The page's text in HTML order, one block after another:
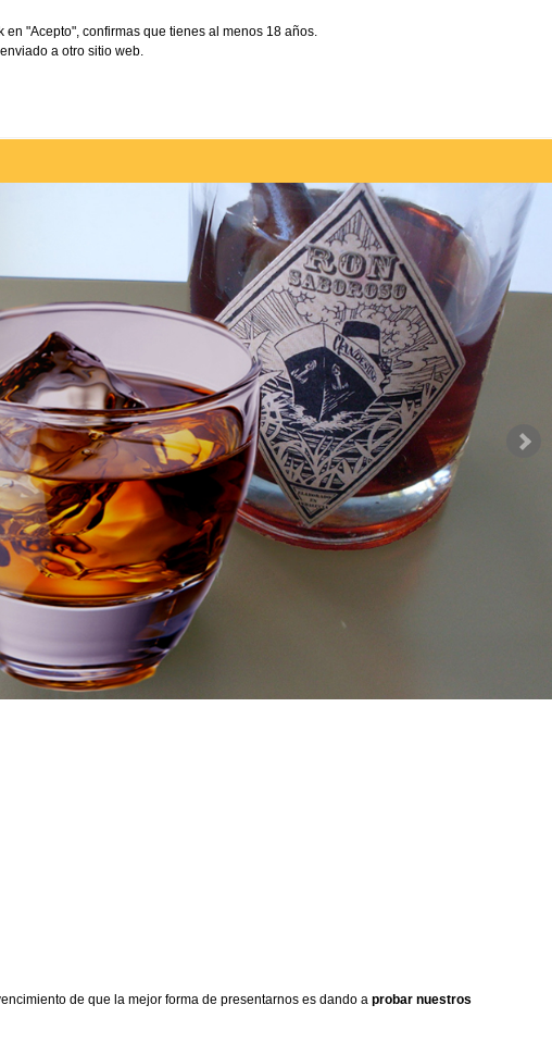
"Acepto", confirmas que tienes al menos 18 años.
a otro sitio web.
de que la mejor forma de presentarnos es dando a probar nuestros